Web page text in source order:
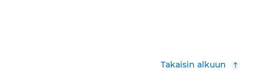
Takaisin alkuun